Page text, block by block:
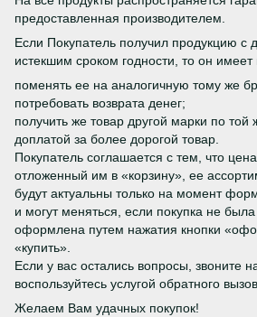
предоставленная производителем.
Если Покупатель получил продукцию с
истекшим сроком годности, то он имеет
поменять ее на аналогичную тому же
потребовать возврата денег;
получить же товар другой марки по той
доплатой за более дорогой товар.
Покупатель соглашается с тем, что
отложенный им в «корзину», ее
будут актуальны только на момент
и могут меняться, если покупка не
оформлена путем нажатия кнопки
«купить».
Если у вас остались вопросы, звоните
воспользуйтесь услугой обратного
Желаем Вам удачных покупок!